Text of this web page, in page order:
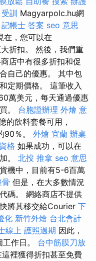
訓 Magyarpolc.hu網
記帳士 答案 seo 意思
在，您可以在
折扣。 然後，我們重
店中有很多折扣和促
自己的優惠。 其中包
定期價格。 這筆收入
萬美元，每天通過優惠
。 台胞證辦理 外燴 意
的飲料套餐可用，
90％。 外燴 宜蘭 辦桌
格 如果成功，可以在
。 北投 推拿 seo 意思
機中，目前有5-6百萬
但是，在大多數情況
碼。 網絡商店不提供
將其移交給Courier 下
化 新竹外燴 台北會計
線上 護照過期 因此，
作日。 台中筋膜刀放
裡獲得折扣甚至免費